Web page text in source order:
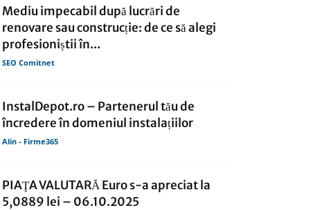
Mediu impecabil după lucrări de
renovare sau construcție: de ce să alegi
profesioniștii în...
SEO Comitnet
InstalDepot.ro – Partenerul tău de
încredere în domeniul instalațiilor
Alin - Firme365
PIAŢA VALUTARĂ Euro s-a apreciat la
5,0889 lei – 06.10.2025